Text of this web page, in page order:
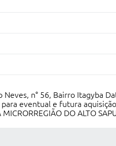
n° 56, Bairro Itagyba
eventual e futura
DO ALTO